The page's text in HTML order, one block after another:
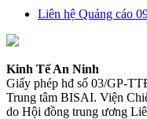
Liên hệ Quảng cáo
Kinh Tế An Ninh
Giấy phép hđ số 03/GP-
Trung tâm BISAI. Viện
do Hội đồng trung ương